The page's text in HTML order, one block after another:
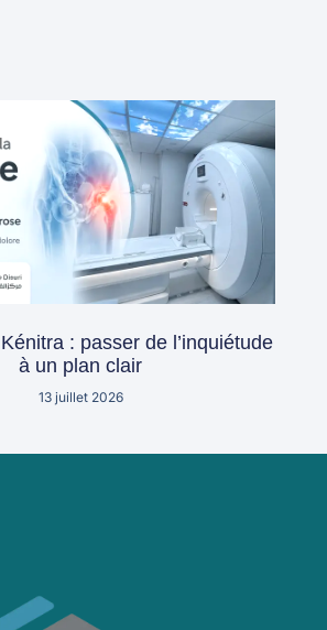
: passer de l’inquiétude
à un plan clair
13 juillet 2026